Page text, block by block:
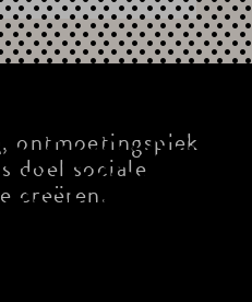
ontmoetingsplek
doel sociale
creëren.